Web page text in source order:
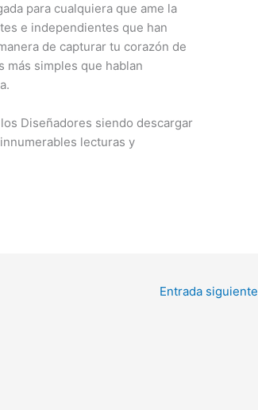
para cualquiera que ame la
e independientes que han
de capturar tu corazón de
más simples que hablan
Diseñadores siendo descargar
lecturas y
Entrada siguiente